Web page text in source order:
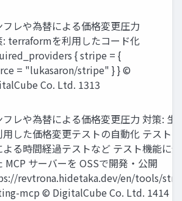
フレや為替による価格変更圧⼒
: terraformを利⽤したコード化
{ stripe = {
= "lukasaron/stripe" } } ©
Co. Ltd. 1313
フレや為替による価格変更圧⼒ 対策: ⽣
⽤した価格変更テストの⾃動化 テスト
よる時間経過テストなど テスト機能に
MCP サーバーを OSSで開発・公開
revtrona.hidetaka.dev/en/tools/
mcp © DigitalCube Co. Ltd. 1414